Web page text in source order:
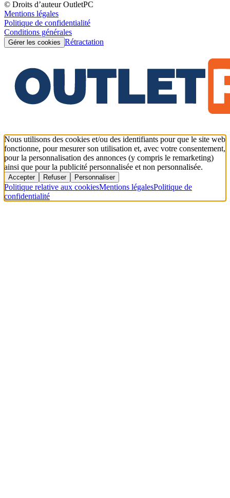
© Droits d’auteur OutletPC
Mentions légales
Politique de confidentialité
Conditions générales
Gérer les cookies Rétractation
Nous utilisons des cookies et/ou des identifiants pour que le site web
fonctionne, pour mesurer son utilisation et, avec votre consentement,
pour la personnalisation des annonces (y compris le remarketing)
ainsi que pour la publicité personnalisée et non personnalisée.
Accepter Refuser Personnaliser
Politique relative aux cookiesMentions légalesPolitique de
confidentialité